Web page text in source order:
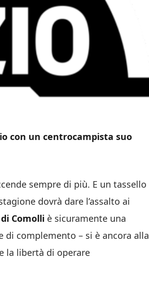
con un centrocampista suo
sempre di più. E un tassello
dovrà dare l’assalto ai
Comolli è sicuramente una
complemento – si è ancora alla
la libertà di operare